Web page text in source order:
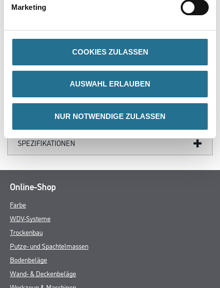
Marketing
COOKIES ZULASSEN
AUSWAHL ERLAUBEN
NUR NOTWENDIGE ZULASSEN
Produkteigenschaft
- Packungsinhalt 1 Stück
- SB-verpackt
GEFAHRENHINWEISE
SPEZIFIKATIONEN
Online-Shop
Farbe
WDV-Systeme
Trockenbau
Putze- und Spachtelmassen
Bodenbeläge
Wand- & Deckenbeläge